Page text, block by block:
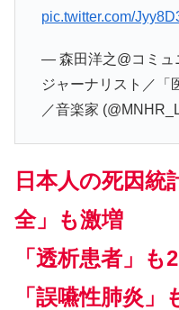
pic.twitter.com/
— 森田洋之@コミュ
ジャーナリスト／「
／音楽家
日本人の死因統
全」も激増
「透析患者」も
「誤嚥性肺炎